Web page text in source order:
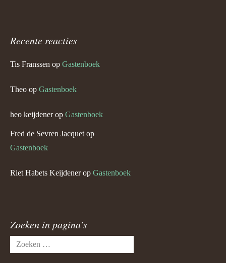
Recente reacties
Tis Franssen op Gastenboek
Theo op Gastenboek
heo keijdenerop Gastenboek
Fred de Sevren Jacquet op
Gastenboek
Riet Habets Keijdenerop Gastenboek
Zoeken in pagina’s
Zoeken
naar: